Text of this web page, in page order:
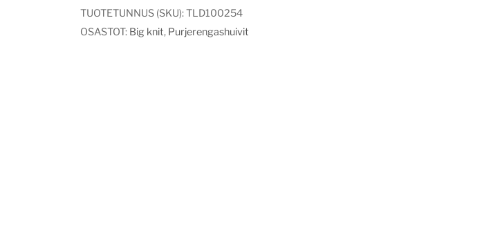
TUOTETUNNUS (SKU):TLD100254
OSASTOT: Big knit, Purjerengashuivit